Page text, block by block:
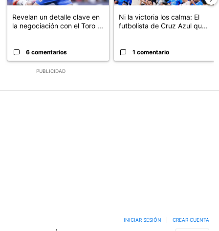
PUBLICIDAD
Revelan un detalle clave en
la negociación con el Toro ...
6 comentarios
Ni la victoria los calma: El
futbolista de Cruz Azul qu...
1 comentario
INICIAR SESIÓN CREAR CUENTA